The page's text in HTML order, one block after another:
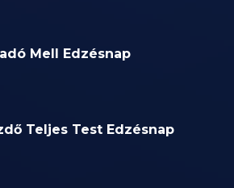
Mell Edzésnap
Teljes Test Edzésnap